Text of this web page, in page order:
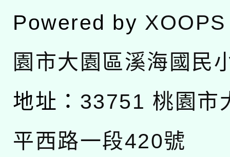
Powered by XOOPS
園市大園區溪海國民
地址： 33751 桃園市
平西路一段420號